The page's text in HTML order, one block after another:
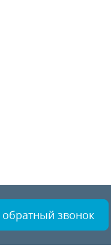
обратный звонок